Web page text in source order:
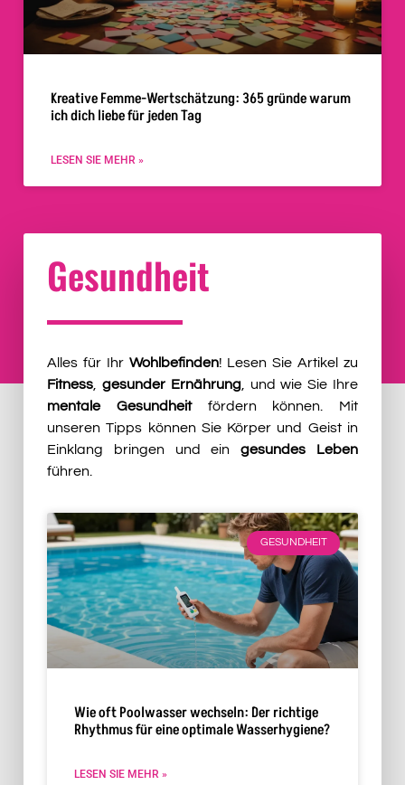
Kreative Femme-Wertschätzung: 365 gründe warum
ich dich liebe für jeden Tag
LESEN SIE MEHR »
Gesundheit
Alles für Ihr Wohlbefinden! Lesen Sie Artikel zu
Fitness
gesunder Ernährung, und wie Sie Ihre
mentale Gesundheitfördern können. Mit
unseren Tipps können Sie Körper und Geist in
Einklang bringen und eingesundes Leben
führen.
GESUNDHEIT
Wie oft Poolwasser wechseln: Der richtige
Rhythmus für eine optimale Wasserhygiene?
LESEN SIE MEHR »